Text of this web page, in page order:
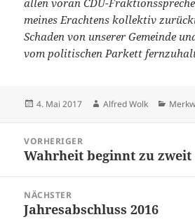
allen voran CDU-
meines Erachtens kollektiv
Schaden von unserer Gemeinde
vom politischen Parkett
Veröffentlicht
4. Mai 2017 Autor
Alfred Wolk
VORHERIGER
Vorheriger
Wahrheit beginnt zu zweit
NÄCHSTER
Nächster
Jahresabschluss 2016